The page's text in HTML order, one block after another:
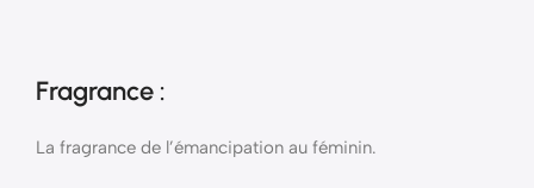
Fragrance :
La fragrance de l’émancipation au féminin.